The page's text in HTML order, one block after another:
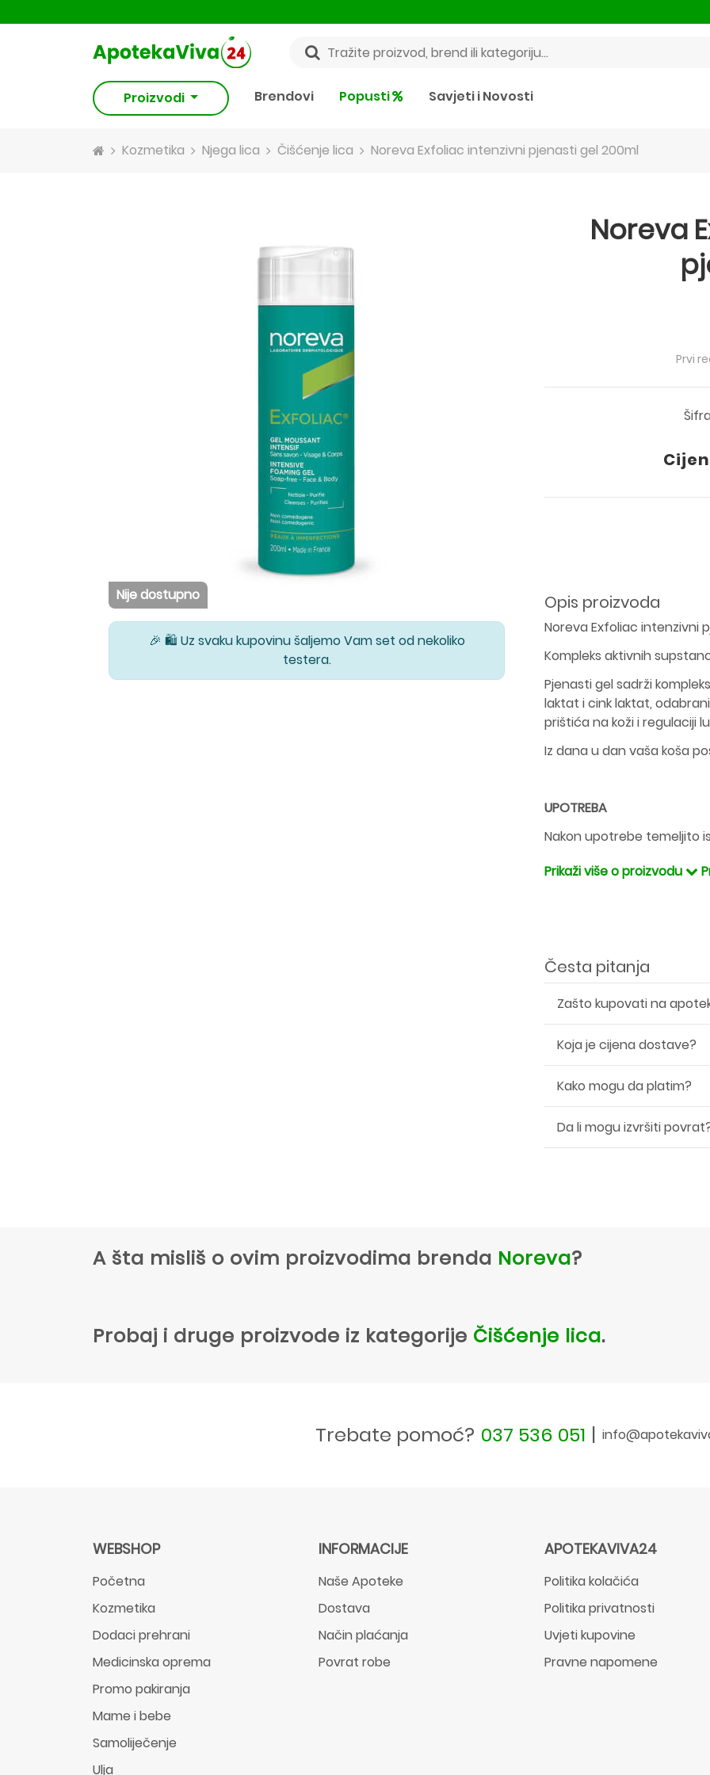
Proizvodi Brendovi Popusti Savjeti i Novosti
Kozmetika Njega lica Čišćenje lica Noreva Exfoliac intenzivni pjenasti gel 200ml
Nije dostupno
🎉 🛍️ Uz svaku kupovinu šaljemo Vam set od nekoliko
testera.
Noreva
Prvi
Opis proizvoda
Noreva Exfoliac intenzivni
Kompleks aktivnih
Pjenasti gel sadrži
laktat i cink laktat,
prištića na koži i regulaciji
Iz dana u dan vaša koša
UPOTREBA
Nakon upotrebe temeljito
Prikaži više o proizvodu
Česta pitanja
Zašto kupovati na
Koja je cijena dostave?
Kako mogu da platim?
Da li mogu izvršiti
A šta misliš o ovim proizvodima brenda Noreva?
Probaj i druge proizvode iz kategorije Čišćenje lica.
Trebate pomoć? 037 536 051 |
WEBSHOP
Početna
Kozmetika
Dodaci prehrani
Medicinska oprema
Promo pakiranja
Mame i bebe
Samoliječenje
Ulja
INFORMACIJE
Naše Apoteke
Dostava
Način plaćanja
Povrat robe
APOTEKAVIVA24
Politika kolačića
Politika privatnosti
Uvjeti kupovine
Pravne napomene